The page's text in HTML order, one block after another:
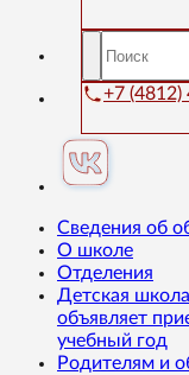
+7
Сведения об
О школе
Отделения
Детская
объявляет
учебный год
Родителям и